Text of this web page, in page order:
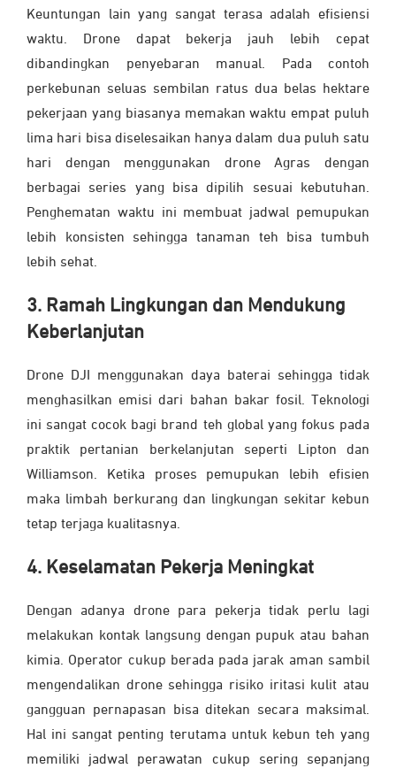
Keuntungan lain yang sangat terasa adalah efisiensi
waktu. Drone dapat bekerja jauh lebih cepat
dibandingkan penyebaran manual. Pada contoh
perkebunan seluas sembilan ratus dua belas hektare
pekerjaan yang biasanya memakan waktu empat puluh
lima hari bisa diselesaikan hanya dalam dua puluh satu
hari dengan menggunakan drone Agras dengan
berbagai series yang bisa dipilih sesuai kebutuhan.
Penghematan waktu ini membuat jadwal pemupukan
lebih konsisten sehingga tanaman teh bisa tumbuh
lebih sehat.
3. Ramah Lingkungan dan Mendukung
Keberlanjutan
Drone DJI menggunakan daya baterai sehingga tidak
menghasilkan emisi dari bahan bakar fosil. Teknologi
ini sangat cocok bagi brand teh global yang fokus pada
praktik pertanian berkelanjutan seperti Lipton dan
Williamson. Ketika proses pemupukan lebih efisien
maka limbah berkurang dan lingkungan sekitar kebun
tetap terjaga kualitasnya.
4. Keselamatan Pekerja Meningkat
Dengan adanya drone para pekerja tidak perlu lagi
melakukan kontak langsung dengan pupuk atau bahan
kimia. Operator cukup berada pada jarak aman sambil
mengendalikan drone sehingga risiko iritasi kulit atau
gangguan pernapasan bisa ditekan secara maksimal.
Hal ini sangat penting terutama untuk kebun teh yang
memiliki jadwal perawatan cukup sering sepanjang